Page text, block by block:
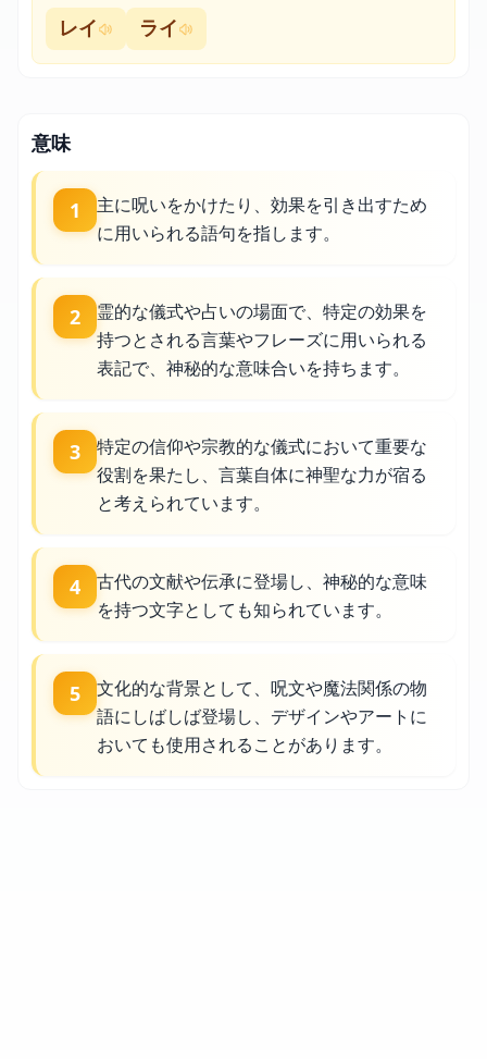
レイ ライ
意味
1
主に呪いをかけたり、効果を引き出すため
に用いられる語句を指します。
2
霊的な儀式や占いの場面で、特定の効果を
持つとされる言葉やフレーズに用いられる
表記で、神秘的な意味合いを持ちます。
3
特定の信仰や宗教的な儀式において重要な
役割を果たし、言葉自体に神聖な力が宿る
と考えられています。
4
古代の文献や伝承に登場し、神秘的な意味
を持つ文字としても知られています。
5
文化的な背景として、呪文や魔法関係の物
語にしばしば登場し、デザインやアートに
おいても使用されることがあります。